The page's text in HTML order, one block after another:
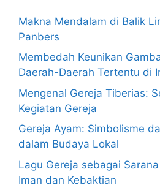
Makna Mendalam di Balik
Panbers
Membedah Keunikan
Daerah-Daerah Tertentu di
Mengenal Gereja Tiberias:
Kegiatan Gereja
Gereja Ayam: Simbolisme
dalam Budaya Lokal
Lagu Gereja sebagai
Iman dan Kebaktian